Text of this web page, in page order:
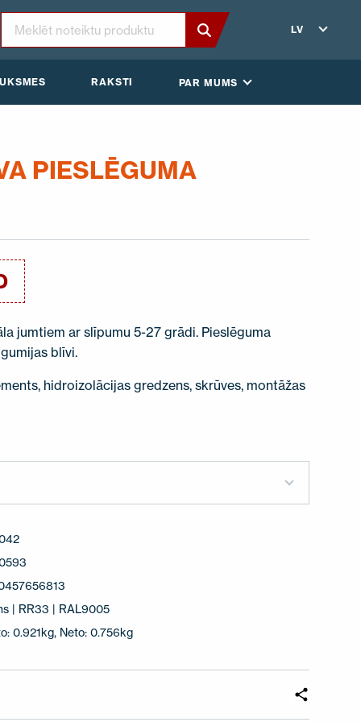
LV
RAKSTI PAR MUMS
PIESLĒGUMA
jumtiem ar slīpumu 5-27 grādi. Pieslēguma
blīvi.
hidroizolācijas gredzens, skrūves, montāžas
| RR33 | RAL9005
0.921kg, Neto: 0.756kg